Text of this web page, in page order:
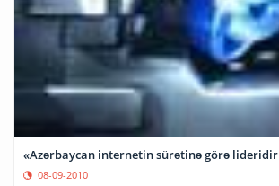
«Azərbaycan internetin sürətinə görə lideridir
08-09-2010